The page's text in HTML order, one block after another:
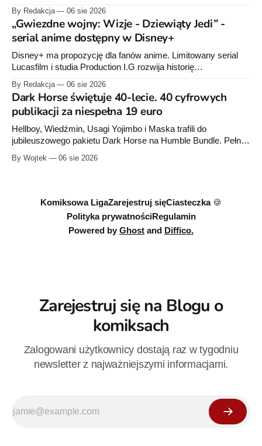
Przymierze z królem Arturem na czele. Pierwszy tom nowej
serii Avengers autorstwa Jeda MacKaya trafia do sklepów 12
sierpnia. Rzućcie okiem na przykładowe plansze.
By Redakcja 06 sie 2026
„Gwiezdne wojny: Wizje - Dziewiąty Jedi” -
serial anime dostępny w Disney+
Disney+ ma propozycję dla fanów anime. Limitowany serial
Lucasfilm i studia Production I.G rozwija historię
zapoczątkowaną w krótkometrażówkach „Dziewiąty Jedi”
oraz „Dziewiąty Jedi: Dziecko nadziei" z serii „Gwiezdne
wojny: Wizje”. Wszystkie osiem odcinków jest już dostępnych
w Disney+.
By Redakcja 06 sie 2026
Dark Horse świętuje 40-lecie. 40 cyfrowych
publikacji za niespełna 19 euro
Hellboy, Wiedźmin, Usagi Yojimbo i Maska trafili do
jubileuszowego pakietu Dark Horse na Humble Bundle. Pełny
zestaw obejmuje 40 cyfrowych publikacji i kosztuje 18,71
euro. Oferta kończy się 13 sierpnia.
By Wojtek 06 sie 2026
Komiksowa LigaZarejestruj sięCiasteczka 🍪
Polityka prywatnościRegulamin
Powered by Ghost and Diffico.
Zarejestruj się na Blogu o
komiksach
Zalogowani użytkownicy dostają raz w tygodniu
newsletter z najważniejszymi informacjami.